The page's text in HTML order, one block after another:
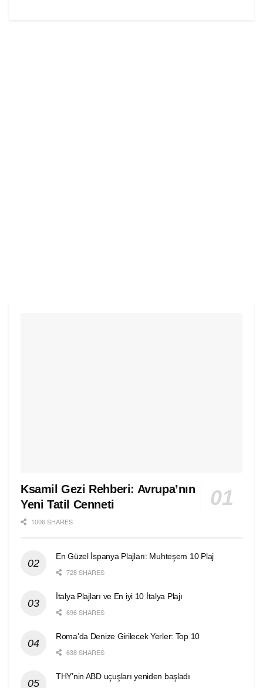
Ksamil Gezi Rehberi: Avrupa’nın
Yeni Tatil Cenneti
1006 SHARES
En Güzel İspanya Plajları: Muhteşem 10 Plaj
728 SHARES
İtalya Plajları ve En iyi 10 İtalya Plajı
696 SHARES
Roma’da Denize Girilecek Yerler: Top 10
638 SHARES
THY’nin ABD uçuşları yeniden başladı